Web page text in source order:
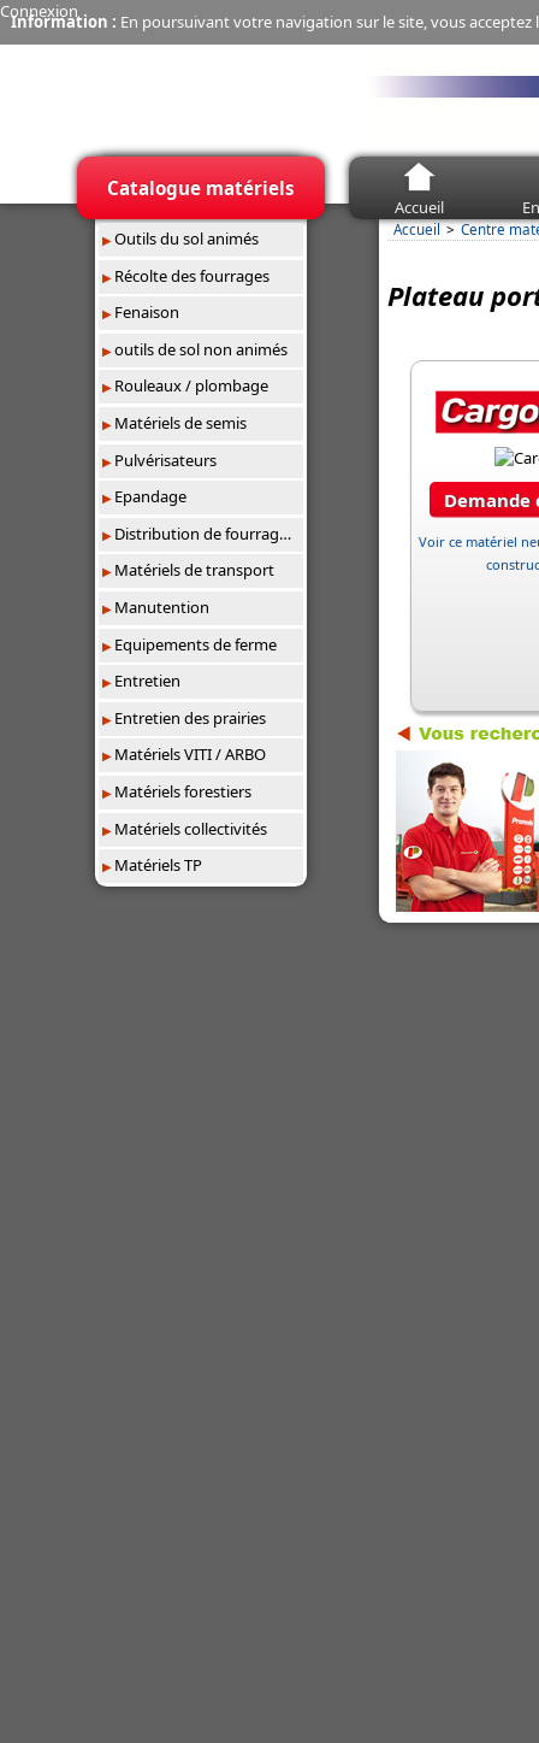
Information : En poursuivant votre navigation sur le site, vous
Connexion
Accueil
Catalogue matériels
Outils du sol animés
Récolte des fourrages
Fenaison
outils de sol non animés
Rouleaux / plombage
Matériels de semis
Pulvérisateurs
Epandage
Distribution de fourrages/paillage
Matériels de transport
Manutention
Equipements de ferme
Entretien
Entretien des prairies
Matériels VITI / ARBO
Matériels forestiers
Matériels collectivités
Matériels TP
Accueil Centre
Plateau
Demande
Voir ce matériel